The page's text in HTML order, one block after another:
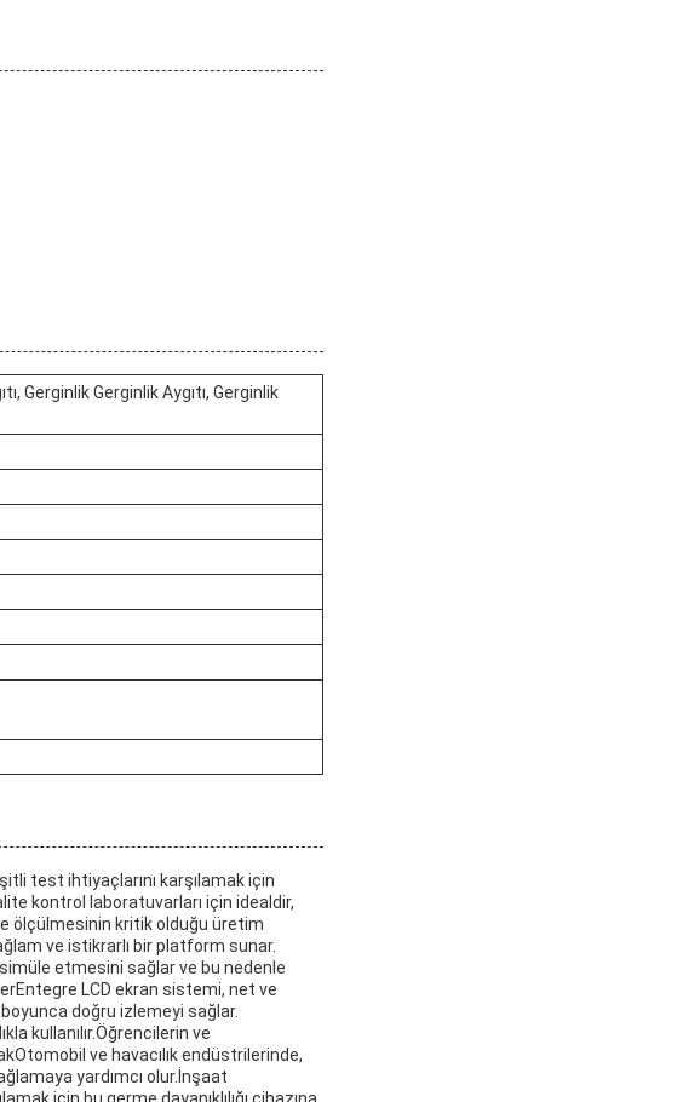
Gerginlik Gerginlik Aygıtı, Gerginlik
test ihtiyaçlarını karşılamak için
kontrol laboratuvarları için idealdir,
ölçülmesinin kritik olduğu üretim
ve istikrarlı bir platform sunar.
simüle etmesini sağlar ve bu nedenle
LCD ekran sistemi, net ve
doğru izlemeyi sağlar.
kullanılır.Öğrencilerin ve
ve havacılık endüstrilerinde,
yardımcı olur.İnşaat